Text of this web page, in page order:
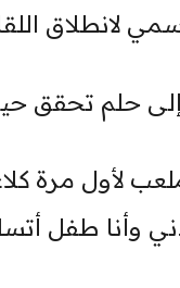
لانطلاق
حلم تحقق
لأول مرة
وأنا طفل